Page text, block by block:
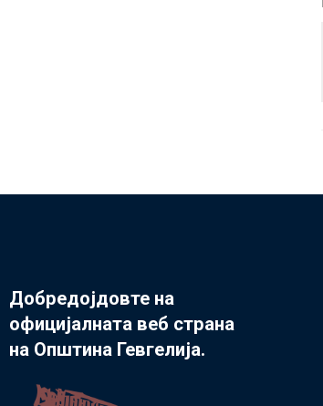
Добредојдовте на
официјалната веб страна
на Општина Гевгелија.